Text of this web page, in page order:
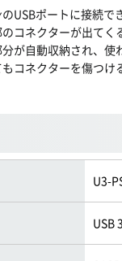
USBポートに接続で
コネクターが出てく
が自動収納され、
コネクターを傷つけ
U3-
USB